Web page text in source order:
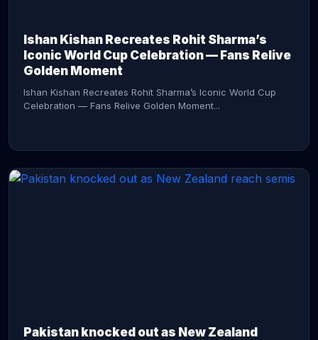
Ishan Kishan Recreates Rohit Sharma’s
Iconic World Cup Celebration — Fans Relive
Golden Moment
Ishan Kishan Recreates Rohit Sharma’s Iconic World Cup
Celebration — Fans Relive Golden Moment...
Pakistan knocked out as New Zealand